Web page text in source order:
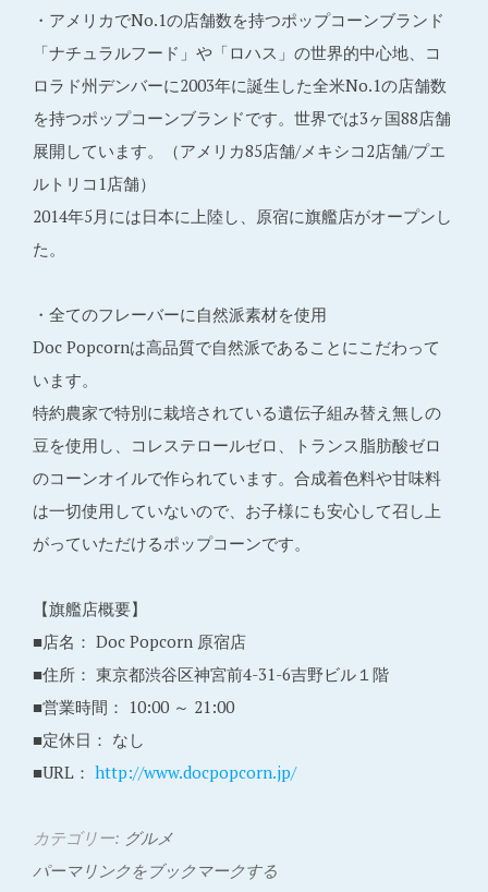
・アメリカでNo.1の店舗数を持つポップコーンブランド
「ナチュラルフード」や「ロハス」の世界的中心地、コ
ロラド州デンバーに2003年に誕生した全米No.1の店舗数
を持つポップコーンブランドです。世界では3ヶ国88店舗
展開しています。（アメリカ85店舗/メキシコ2店舗/プエ
ルトリコ1店舗）
2014年5月には日本に上陸し、原宿に旗艦店がオープンし
た。
・全てのフレーバーに自然派素材を使用
Doc Popcornは高品質で自然派であることにこだわって
います。
特約農家で特別に栽培されている遺伝子組み替え無しの
豆を使用し、コレステロールゼロ、トランス脂肪酸ゼロ
のコーンオイルで作られています。合成着色料や甘味料
は一切使用していないので、お子様にも安心して召し上
がっていただけるポップコーンです。
【旗艦店概要】
■店名： Doc Popcorn 原宿店
■住所： 東京都渋谷区神宮前4-31-6吉野ビル１階
■営業時間： 10:00 ～ 21:00
■定休日： なし
■URL： http://www.docpopcorn.jp/
カテゴリー: グルメ
パーマリンクをブックマークする